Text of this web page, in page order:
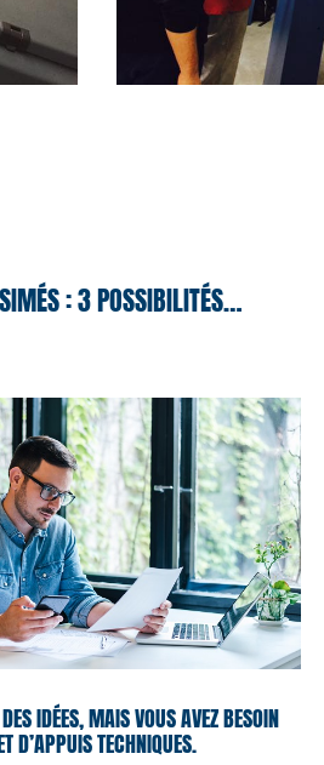
: 3 POSSIBILITÉS…
IDÉES, MAIS VOUS AVEZ BESOIN
D’APPUIS TECHNIQUES.